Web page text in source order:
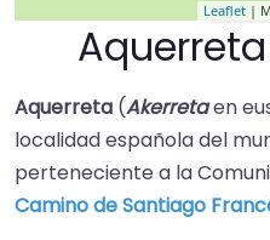
Leaflet |
Aquerreta (Akerretaen
localidad española del
perteneciente a la
Camino de Santiago